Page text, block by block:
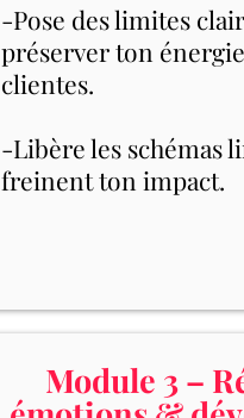
-Pose des limites
préserver ton
clientes.
-Libère les schémas
freinent ton impact.
Module 3 –